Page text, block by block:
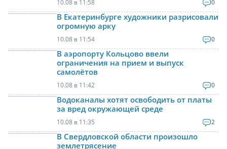
10.08 в 11:58 0
В Екатеринбурге художники разрисовали
огромную арку
10.08 в 11:54 0
В аэропорту Кольцово ввели
ограничения на прием и выпуск
самолётов
10.08 в 11:42 0
Водоканалы хотят освободить от платы
за вред окружающей среде
10.08 в 11:35 2
В Свердловской области произошло
землетрясение